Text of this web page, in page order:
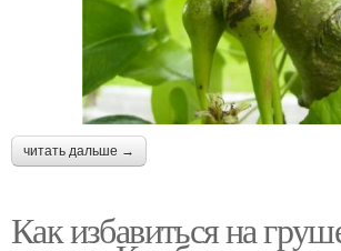
читать дальше →
Как избавиться на